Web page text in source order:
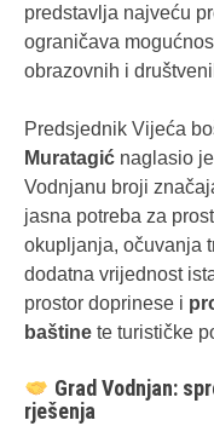
predstavlja najveću
ograničava
obrazovnih i
Predsjednik Vijeća
Muratagić naglasio
Vodnjanu broji
jasna potreba za
okupljanja, očuvanja
dodatna vrijednost
prostor doprinese i
baštine te turističke
Grad Vodnjan:
rješenja